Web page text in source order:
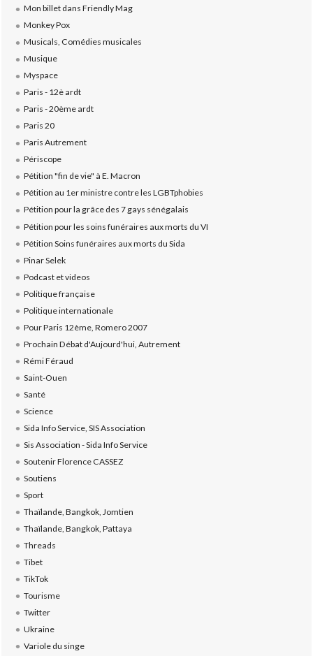
Mon billet dans Friendly Mag
Monkey Pox
Musicals, Comédies musicales
Musique
Myspace
Paris - 12è ardt
Paris - 20ème ardt
Paris 20
Paris Autrement
Périscope
Pétition "fin de vie" à E. Macron
Pétition au 1er ministre contre les LGBTphobies
Pétition pour la grâce des 7 gays sénégalais
Pétition pour les soins funéraires aux morts du VI
Pétition Soins funéraires aux morts du Sida
Pinar Selek
Podcast et videos
Politique française
Politique internationale
Pour Paris 12ème, Romero 2007
Prochain Débat d'Aujourd'hui, Autrement
Rémi Féraud
Saint-Ouen
Santé
Science
Sida Info Service, SIS Association
Sis Association - Sida Info Service
Soutenir Florence CASSEZ
Soutiens
Sport
Thaïlande, Bangkok, Jomtien
Thaïlande, Bangkok, Pattaya
Threads
Tibet
TikTok
Tourisme
Twitter
Ukraine
Variole du singe